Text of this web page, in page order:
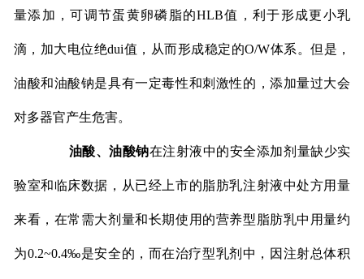
量添加，可调节蛋黄卵磷脂的HLB值，利于形成更小乳
滴，加大电位绝dui值，从而形成稳定的O/W体系。但是，
油酸和油酸钠是具有一定毒性和刺激性的，添加量过大会
对多器官产生危害。
油酸、油酸钠在注射液中的安全添加剂量缺少实
验室和临床数据，从已经上市的脂肪乳注射液中处方用量
来看，在常需大剂量和长期使用的营养型脂肪乳中用量约
为0.2~0.4‰是安全的，而在治疗型乳剂中，因注射总体积